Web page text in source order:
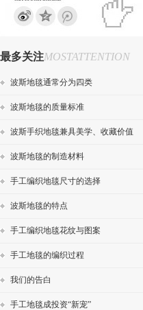
最多关注MOSTATTENTION
波斯地毯通常分为四类
波斯地毯的质量标准
波斯手织地毯兼具美学、收藏价值
波斯地毯的制造材料
手工编织地毯尺寸的选择
波斯地毯的特点
手工编织地毯花纹与图案
手工地毯的编织过程
我们的告白
手工地毯成投资“新宠”